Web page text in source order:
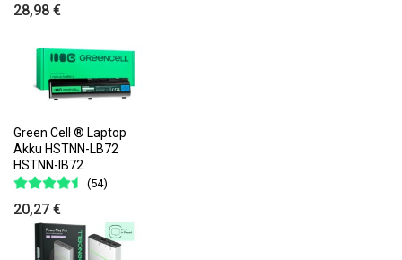
28,98 €
Green Cell ® Laptop
Akku HSTNN-LB72
HSTNN-IB72..
(54)
20,27 €